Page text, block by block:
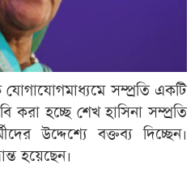
যোগাযোগমাধ্যমে সম্প্রতি একটি
করা হচ্ছে শেখ হাসিনা সম্প্রতি
উদ্দেশ্যে বক্তব্য দিচ্ছেন।
হয়েছেন।